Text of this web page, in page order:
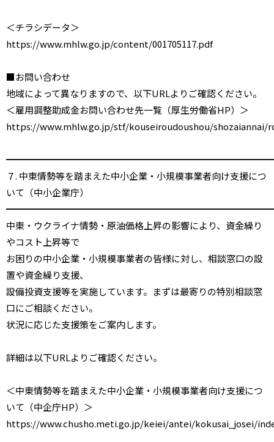
＜チラシデータ＞
https://www.mhlw.go.jp/content/001705117.pdf
■お問い合わせ
地域によって異なりますので、以下URLよりご確認ください。
＜雇用調整助成金お問い合わせ先一覧（厚生労働省HP）＞
https://www.mhlw.go.jp/stf/kouseiroudoushou/shozaiannai/
７. 中東情勢等を踏まえた中小企業・小規模事業者向け支援につ
いて（中小企業庁）
中東・ウクライナ情勢・原油価格上昇の影響により、資金繰り
やコスト上昇等で
お困りの中小企業・小規模事業者の皆様に対し、相談窓口の設
置や資金繰り支援、
設備投資支援等を実施しています。まずは最寄りの特別相談窓
口にご相談ください。
状況に応じた支援策をご案内します。
詳細は以下URLよりご確認ください。
＜中東情勢等を踏まえた中小企業・小規模事業者向け支援につ
いて（中企庁HP）＞
https://www.chusho.meti.go.jp/keiei/antei/kokusai_josei/